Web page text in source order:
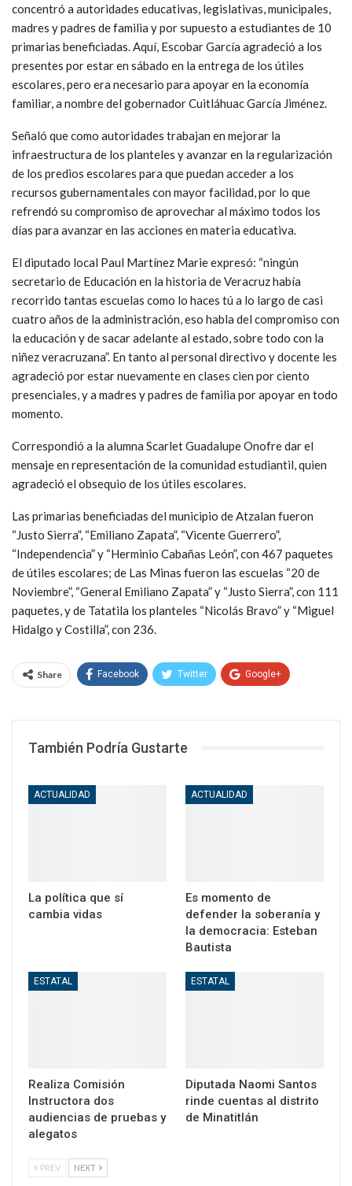
concentró a autoridades educativas, legislativas, municipales,
madres y padres de familia y por supuesto a estudiantes de 10
primarias beneficiadas. Aquí, Escobar García agradeció a los
presentes por estar en sábado en la entrega de los útiles
escolares, pero era necesario para apoyar en la economía
familiar, a nombre del gobernador Cuitláhuac García Jiménez.
Señaló que como autoridades trabajan en mejorar la
infraestructura de los planteles y avanzar en la regularización
de los predios escolares para que puedan acceder a los
recursos gubernamentales con mayor facilidad, por lo que
refrendó su compromiso de aprovechar al máximo todos los
días para avanzar en las acciones en materia educativa.
El diputado local Paul Martínez Marie expresó: “ningún
secretario de Educación en la historia de Veracruz había
recorrido tantas escuelas como lo haces tú a lo largo de casi
cuatro años de la administración, eso habla del compromiso con
la educación y de sacar adelante al estado, sobre todo con la
niñez veracruzana”. En tanto al personal directivo y docente les
agradeció por estar nuevamente en clases cien por ciento
presenciales, y a madres y padres de familia por apoyar en todo
momento.
Correspondió a la alumna Scarlet Guadalupe Onofre dar el
mensaje en representación de la comunidad estudiantil, quien
agradeció el obsequio de los útiles escolares.
Las primarias beneficiadas del municipio de Atzalan fueron
“Justo Sierra”, “Emiliano Zapata”, “Vicente Guerrero”,
“Independencia” y “Herminio Cabañas León”, con 467 paquetes
de útiles escolares; de Las Minas fueron las escuelas “20 de
Noviembre”, “General Emiliano Zapata” y “Justo Sierra”, con 111
paquetes, y de Tatatila los planteles “Nicolás Bravo” y “Miguel
Hidalgo y Costilla”, con 236.
Share Facebook Twitter Google+
También Podría Gustarte
ACTUALIDAD
La política que sí
cambia vidas
ACTUALIDAD
Es momento de
defender la soberanía y
la democracia: Esteban
Bautista
ESTATAL
Realiza Comisión
Instructora dos
audiencias de pruebas y
alegatos
ESTATAL
Diputada Naomi Santos
rinde cuentas al distrito
de Minatitlán
PREV NEXT